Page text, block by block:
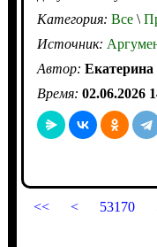
Категория: Все\
Источник:
Автор:
Время: 02.06.2026
<< < 53170